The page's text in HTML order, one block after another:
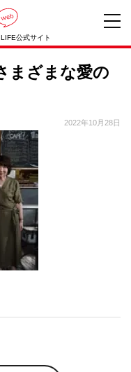
公式サイト
まざまな愛の
2022年10月28日